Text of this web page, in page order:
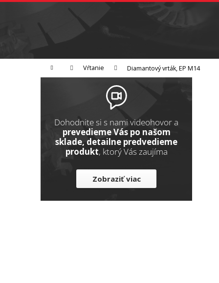
Prejsť
Domov Vŕtanie Diamantový vrták, EP M14
B
l
Dohodnite si s nami videohovor a
prevedieme Vás po našom
sklade, detailne predvedieme
produkt, ktorý Vás zaujíma
Zobraziť viac
K
k